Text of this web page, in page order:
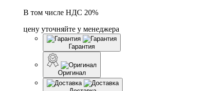
В том числе НДС 20%
цену уточняйте у менеджера
Гарантия
Оригинал